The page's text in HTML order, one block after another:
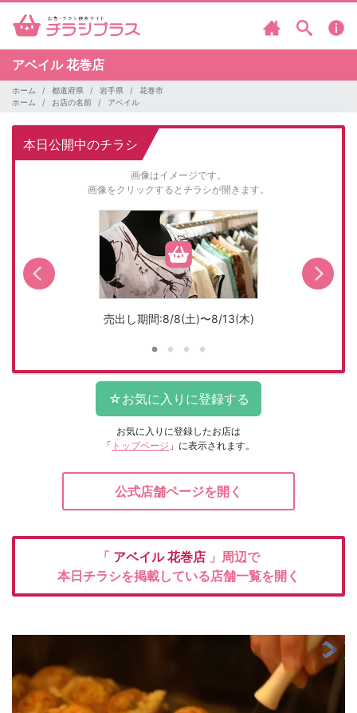
アベイル花巻店
ホーム 都道府県 岩手県
花巻市
ホーム
お店の名前 アベイル
本日公開中のチラシ
画像はイメージです。
画像をクリックするとチラシが開きます。
売出し期間:8/8(土)〜8/13(木)
お気に入りに登録したお店は
「 トップページ 」に表示されます。
公式店舗ページを開く
「 アベイル花巻店 」周辺で
本日チラシを掲載している店舗一覧を開く